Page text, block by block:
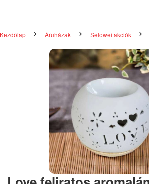
Kezdőlap Áruházak Selowei akciók